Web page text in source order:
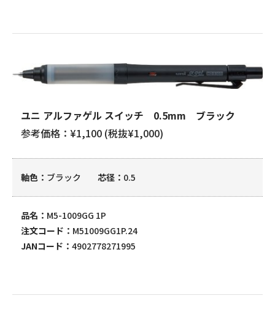
ユニ アルファゲル スイッチ 0.5mm ブラック
参考価格：¥1,100 (税抜¥1,000)
軸色 ブラック 芯径 0.5
品名
M5-1009GG 1P
注文コード
M51009GG1P.24
JANコード
4902778271995